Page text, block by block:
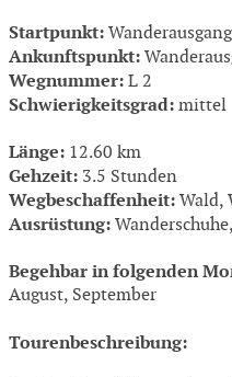
Startpunkt:
Ankunftspunkt:
Wegnummer: L 2
Schwierigkeitsgrad: mittel
Länge: 12.60 km
Gehzeit: 3.5 Stunden
Wegbeschaffenheit: Wald,
Ausrüstung:
Begehbar in folgenden
August, September
Tourenbeschreibung: